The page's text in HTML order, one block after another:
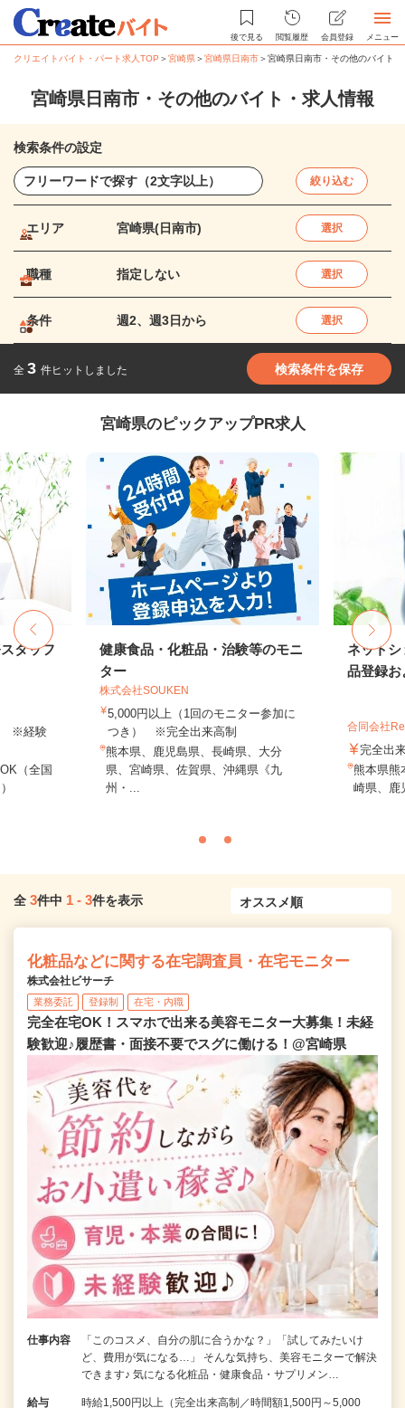
後で見る 閲覧履歴 会員登録 メニュー
クリエイトバイト・パート求人TOP ＞宮崎県＞宮崎県日南市＞宮崎県日南市・その他のバイト
宮崎県日南市・その他のバイト・求人情報
検索条件の設定
絞り込む
エリア 宮崎県(日南市) 選択
職種 指定しない 選択
条件 週2、週3日から 選択
全 3 件ヒットしました 検索条件を保存
宮崎県のピックアップPR求人
タッフ
※経験
（全国
健康食品・化粧品・治験等のモニ
ター
株式会社SOUKEN
5,000円以上（1回のモニター参加に
つき） ※完全出来高制
熊本県、鹿児島県、長崎県、大分
県、宮崎県、佐賀県、沖縄県《九
州・...
ネットシ
品登録お
合同会社
完全出
熊本県熊
崎県、鹿
全 3件中 1 - 3件を表示
化粧品などに関する在宅調査員・在宅モニター
株式会社ビサーチ
業務委託 登録制 在宅・内職
完全在宅OK！スマホで出来る美容モニター大募集！未経
験歓迎♪履歴書・面接不要でスグに働ける！@宮崎県
仕事内容
「このコスメ、自分の肌に合うかな？」「試してみたいけ
ど、費用が気になる…」 そんな気持ち、美容モニターで解決
できます♪ 気になる化粧品・健康食品・サプリメン…
給与
時給1,500円以上（完全出来高制／時間額1,500円～5,000